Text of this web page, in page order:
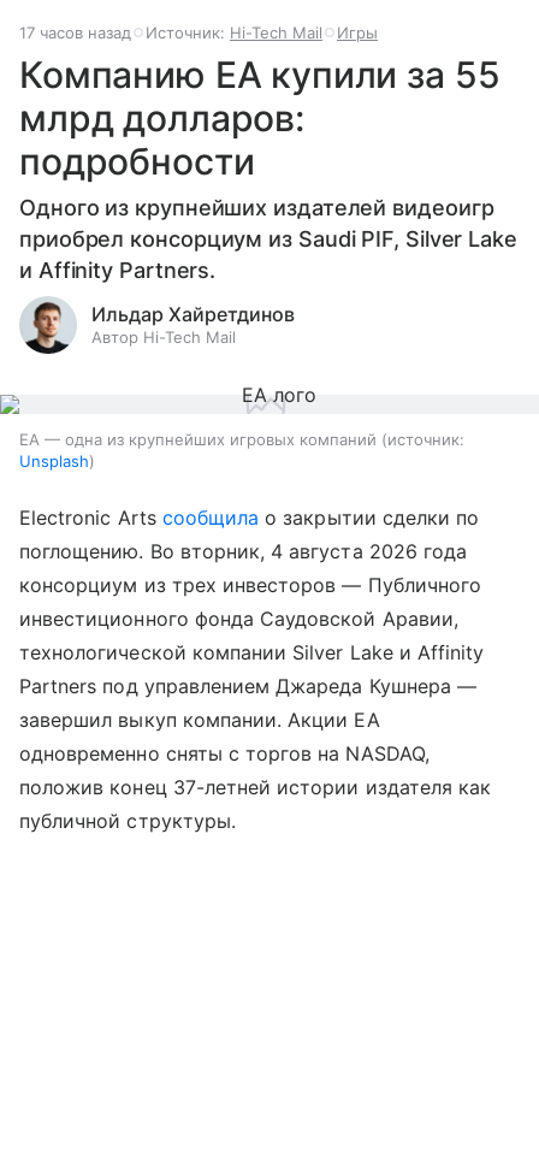
17 часов назад Источник: Hi-Tech Mail Игры
Компанию EA купили за 55
млрд долларов:
подробности
Одного из крупнейших издателей видеоигр
приобрел консорциум из Saudi PIF, Silver Lake
и Affinity Partners.
Ильдар Хайретдинов
Автор Hi-Tech Mail
EA — одна из крупнейших игровых компаний
источник:
Unsplash
Electronic Arts сообщила о закрытии сделки по
поглощению. Во вторник, 4 августа 2026 года
консорциум из трех инвесторов — Публичного
инвестиционного фонда Саудовской Аравии,
технологической компании Silver Lake и Affinity
Partners под управлением Джареда Кушнера —
завершил выкуп компании. Акции EA
одновременно сняты с торгов на NASDAQ,
положив конец 37-летней истории издателя как
публичной структуры.